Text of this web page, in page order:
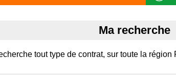
Ma recherche
tout type de contrat, sur toute la région